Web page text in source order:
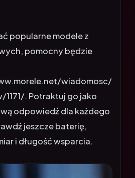
popularne modele z
pomocny będzie
wiadomosc/
. Potraktuj go jako
odpowiedź dla każdego
jeszcze baterię,
i długość wsparcia.